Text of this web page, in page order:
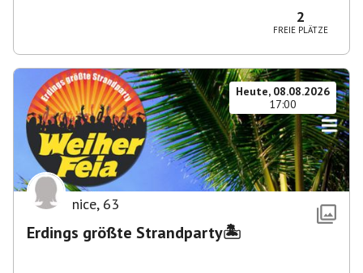
2
FREIE PLÄTZE
Heute, 08.08.2026
17:00
nice, 63
Erdings größte Strandparty🏝️